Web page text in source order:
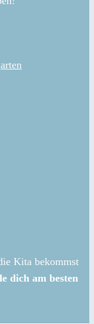
Kita bekommst
dich am besten